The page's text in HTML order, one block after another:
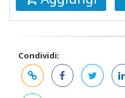
Condividi: